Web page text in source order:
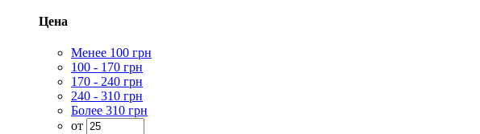
Цена
Менее 100 грн
100 - 170 грн
170 - 240 грн
240 - 310 грн
Более 310 грн
от